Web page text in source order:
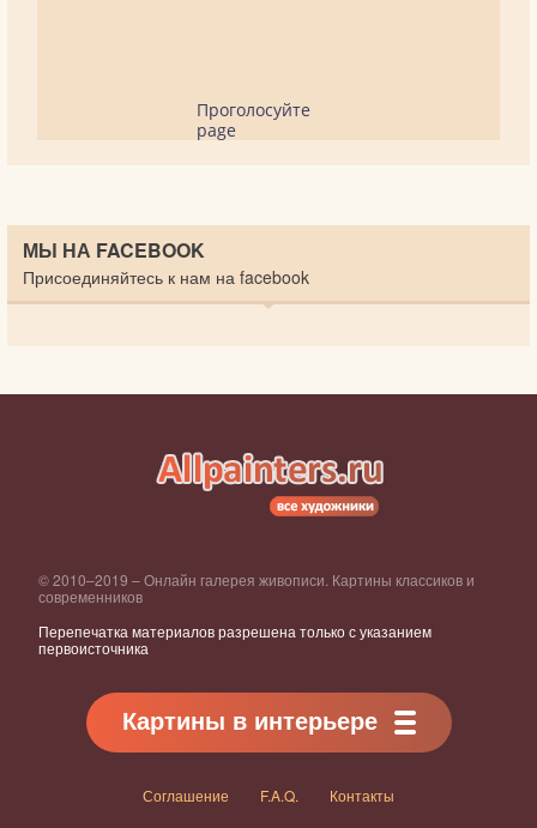
Проголосуйте
page
МЫ НА FACEBOOK
Присоединяйтесь к нам на facebook
© 2010–2019 – Онлайн галерея живописи. Картины классиков и
современников
Перепечатка материалов разрешена только с указанием
первоисточника
Картины в интерьере
Соглашение F.A.Q. Контакты